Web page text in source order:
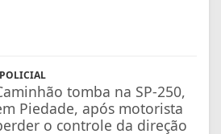
POLICIAL
tomba na SP-250,
Piedade, após motorista
o controle da direção